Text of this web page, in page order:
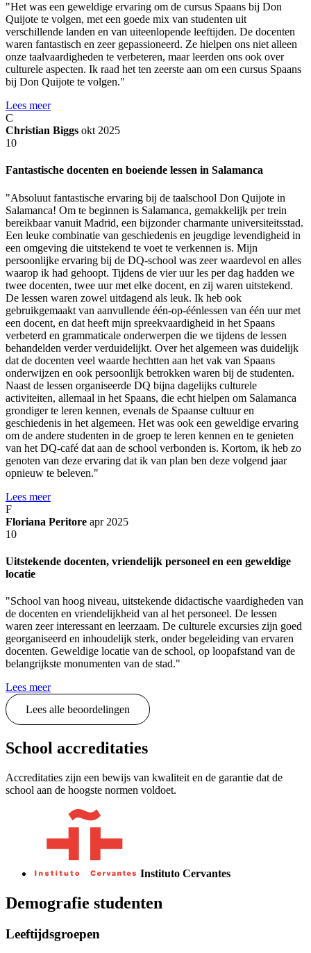
"Het was een geweldige ervaring om de cursus Spaans bij Don
Quijote te volgen, met een goede mix van studenten uit
verschillende landen en van uiteenlopende leeftijden. De docenten
waren fantastisch en zeer gepassioneerd. Ze hielpen ons niet alleen
onze taalvaardigheden te verbeteren, maar leerden ons ook over
culturele aspecten. Ik raad het ten zeerste aan om een cursus Spaans
bij Don Quijote te volgen."
Lees meer
C
Christian Biggs okt 2025
10
Fantastische docenten en boeiende lessen in Salamanca
"Absoluut fantastische ervaring bij de taalschool Don Quijote in
Salamanca! Om te beginnen is Salamanca, gemakkelijk per trein
bereikbaar vanuit Madrid, een bijzonder charmante universiteitsstad.
Een leuke combinatie van geschiedenis en jeugdige levendigheid in
een omgeving die uitstekend te voet te verkennen is. Mijn
persoonlijke ervaring bij de DQ-school was zeer waardevol en alles
waarop ik had gehoopt. Tijdens de vier uur les per dag hadden we
twee docenten, twee uur met elke docent, en zij waren uitstekend.
De lessen waren zowel uitdagend als leuk. Ik heb ook
gebruikgemaakt van aanvullende één-op-éénlessen van één uur met
een docent, en dat heeft mijn spreekvaardigheid in het Spaans
verbeterd en grammaticale onderwerpen die we tijdens de lessen
behandelden verder verduidelijkt. Over het algemeen was duidelijk
dat de docenten veel waarde hechtten aan het vak van Spaans
onderwijzen en ook persoonlijk betrokken waren bij de studenten.
Naast de lessen organiseerde DQ bijna dagelijks culturele
activiteiten, allemaal in het Spaans, die echt hielpen om Salamanca
grondiger te leren kennen, evenals de Spaanse cultuur en
geschiedenis in het algemeen. Het was ook een geweldige ervaring
om de andere studenten in de groep te leren kennen en te genieten
van het DQ-café dat aan de school verbonden is. Kortom, ik heb zo
genoten van deze ervaring dat ik van plan ben deze volgend jaar
opnieuw te beleven."
Lees meer
F
Floriana Peritore apr 2025
10
Uitstekende docenten, vriendelijk personeel en een geweldige
locatie
"School van hoog niveau, uitstekende didactische vaardigheden van
de docenten en vriendelijkheid van al het personeel. De lessen
waren zeer interessant en leerzaam. De culturele excursies zijn goed
georganiseerd en inhoudelijk sterk, onder begeleiding van ervaren
docenten. Geweldige locatie van de school, op loopafstand van de
belangrijkste monumenten van de stad."
Lees meer
Lees alle beoordelingen
School accreditaties
Accreditaties zijn een bewijs van kwaliteit en de garantie dat de
school aan de hoogste normen voldoet.
Instituto Cervantes
Demografie studenten
Leeftijdsgroepen